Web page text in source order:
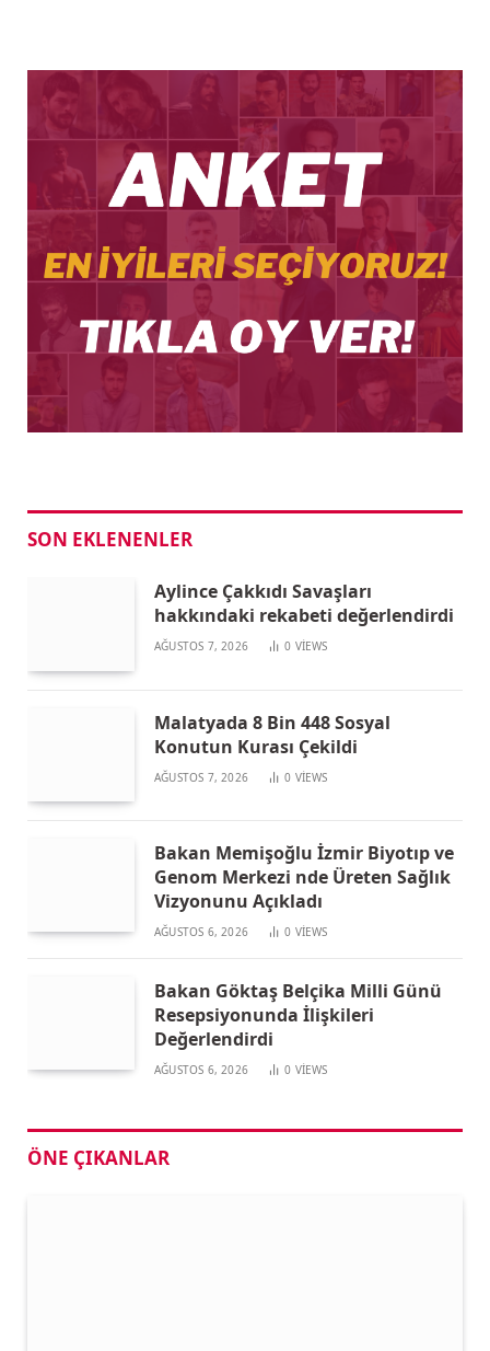
SON EKLENENLER
Aylince Çakkıdı Savaşları
hakkındaki rekabeti değerlendirdi
AĞUSTOS 7, 2026 0 VIEWS
Malatyada 8 Bin 448 Sosyal
Konutun Kurası Çekildi
AĞUSTOS 7, 2026 0 VIEWS
Bakan Memişoğlu İzmir Biyotıp ve
Genom Merkezi nde Üreten Sağlık
Vizyonunu Açıkladı
AĞUSTOS 6, 2026 0 VIEWS
Bakan Göktaş Belçika Milli Günü
Resepsiyonunda İlişkileri
Değerlendirdi
AĞUSTOS 6, 2026 0 VIEWS
ÖNE ÇIKANLAR